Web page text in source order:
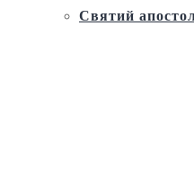
Святий
Віртуальна